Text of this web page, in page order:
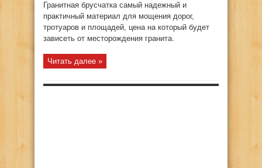
тротуарной
плитки
из
гранита
Гранитная брусчатка самый надежный и
практичный материал для мощения дорог,
тротуаров и площадей, цена на который будет
зависеть от месторождения гранита.
Читать далее »